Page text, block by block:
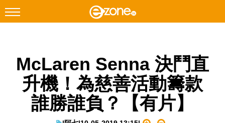
Facebook Instagram
科技焦點
網絡生活
McLaren Senna 決鬥直
升機！為慈善活動籌款
誰勝誰負？【有片】